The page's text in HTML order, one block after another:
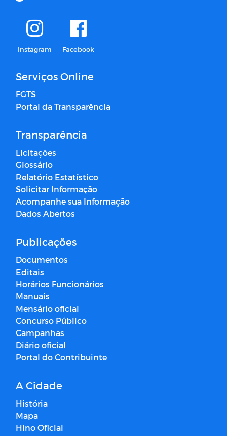
Instagram Facebook
Serviços Online
FGTS
Portal da Transparência
Transparência
Licitações
Glossário
Relatório Estatístico
Solicitar Informação
Acompanhe sua Informação
Dados Abertos
Publicações
Documentos
Editais
Horários Funcionários
Manuais
Mensário oficial
Concurso Público
Campanhas
Diário oficial
Portal do Contribuinte
A Cidade
História
Mapa
Hino Oficial